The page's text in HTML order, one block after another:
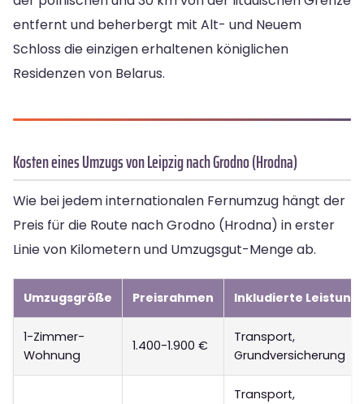
entfernt und beherbergt mit Alt- und Neuem
Schloss die einzigen erhaltenen königlichen
Residenzen von Belarus.
Kosten eines Umzugs von Leipzig nach Grodno (Hrodna)
Wie bei jedem internationalen Fernumzug hängt der
Preis für die Route nach Grodno (Hrodna) in erster
Linie von Kilometern und Umzugsgut-Menge ab.
Umzugsgröße Preisrahmen Inkludierte
1-Zimmer-
Wohnung
1.400-1.900 €
Transport,
Grundversicherung
Transport,